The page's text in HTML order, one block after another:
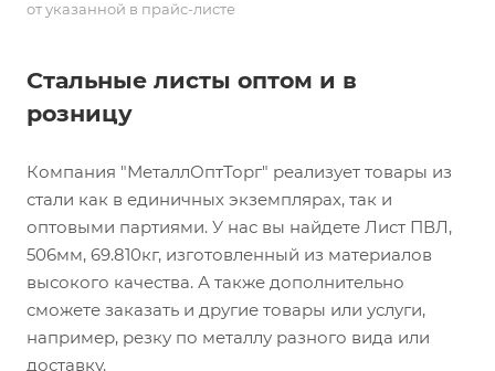
от указанной в прайс-листе
Стальные листы оптом и в
розницу
Компания "МеталлОптТорг" реализует товары из
стали как в единичных экземплярах, так и
оптовыми партиями. У нас вы найдете Лист ПВЛ,
506мм, 69.810кг, изготовленный из материалов
высокого качества. А также дополнительно
сможете заказать и другие товары или услуги,
например, резку по металлу разного вида или
доставку.